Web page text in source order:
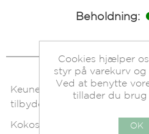
Beholdning:
Keune Tinta farve er en
tilbyder 100% dækning af grå
Kokosnød oliebaseret
Cookies hjælper
styr på varekurv og
Ved at benytte
tillader du brug
OK